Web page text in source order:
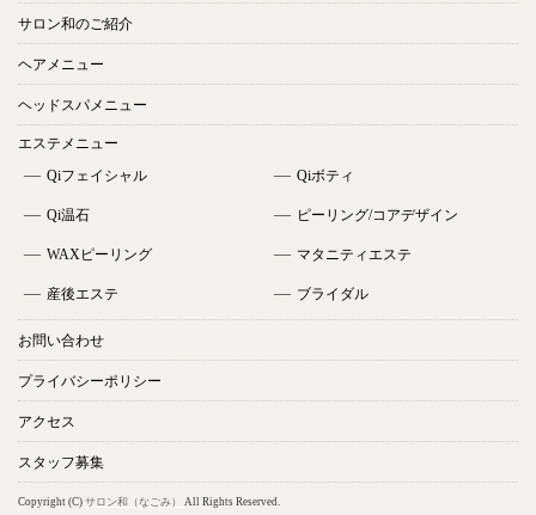
サロン和のご紹介
ヘアメニュー
ヘッドスパメニュー
エステメニュー
Qiフェイシャル
Qiボティ
Qi温石 ピーリング/コアデザイン
WAXピーリング マタニティエステ
産後エステ ブライダル
お問い合わせ
プライバシーポリシー
アクセス
スタッフ募集
Copyright (C) サロン和（なごみ） All Rights Reserved.